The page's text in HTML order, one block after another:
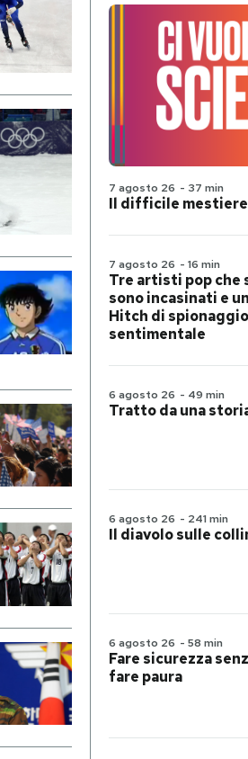
7 agosto 26 - 37 min
Il difficile
7 agosto 26 - 16 min
Tre artisti pop che
sono incasinati e un
Hitch di spionaggio
sentimentale
6 agosto 26 - 49 min
Tratto da una
6 agosto 26 - 241 min
Il diavolo sulle
6 agosto 26 - 58 min
Fare sicurezza
fare paura